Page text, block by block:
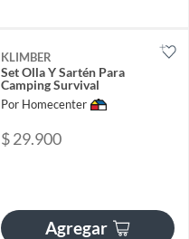
KLIMBER
Set Olla Y Sartén Para
Camping Survival
Por Homecenter
$ 29.900
Agregar